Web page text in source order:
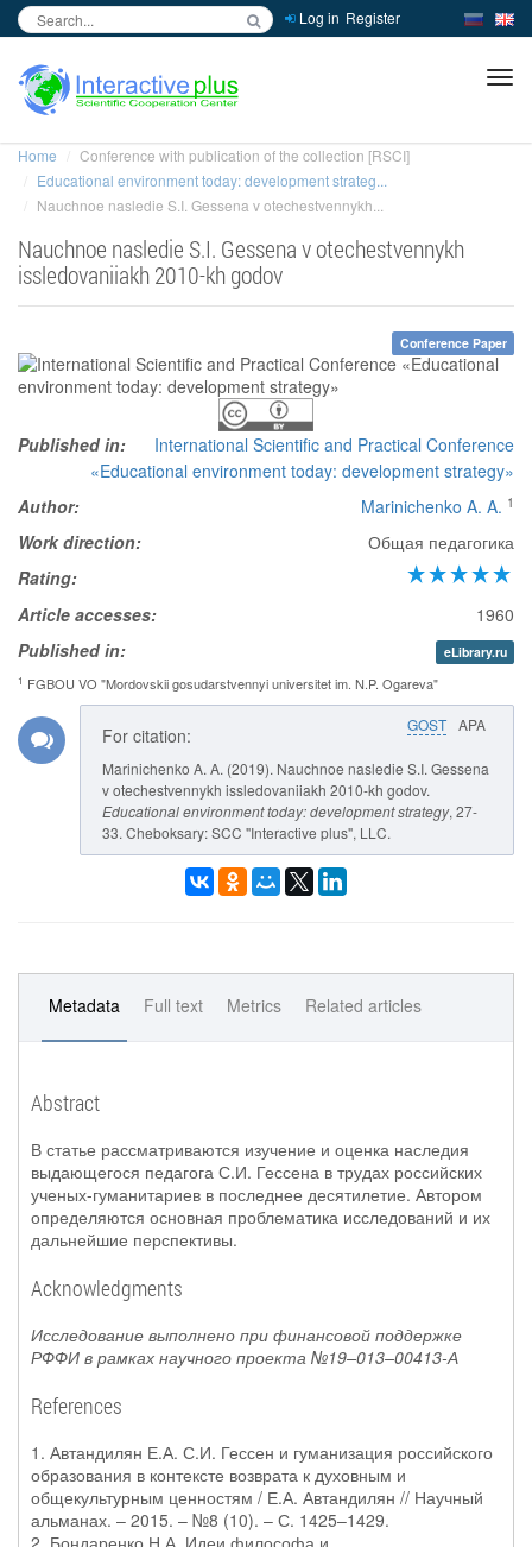
Log in Register
Home
Conference with publication of the collection [RSCI]
Educational environment today: development strateg...
Nauchnoe nasledie S.I. Gessena v otechestvennykh...
Nauchnoe nasledie S.I. Gessena v otechestvennykh
issledovaniiakh 2010-kh godov
Conference Paper
Published in:
International Scientific and Practical Conference
«Educational environment today: development strategy»
Author:
Marinichenko A. A. 1
Work direction:
Общая педагогика
Rating:
Article accesses:
1960
Published in:
eLibrary.ru
1 FGBOU VO "Mordovskii gosudarstvennyi universitet im. N.P. Ogareva"
GOST APA
For citation:
Marinichenko A. A. (2019). Nauchnoe nasledie S.I. Gessena
v otechestvennykh issledovaniiakh 2010-kh godov.
Educational environment today: development strategy, 27-
33. Cheboksary: SCC "Interactive plus", LLC.
Metadata Full text Metrics Related articles
Abstract
В статье рассматриваются изучение и оценка наследия
выдающегося педагога С.И. Гессена в трудах российских
ученых-гуманитариев в последнее десятилетие. Автором
определяются основная проблематика исследований и их
дальнейшие перспективы.
Acknowledgments
Исследование выполнено при финансовой поддержке
РФФИ в рамках научного проекта №19–013–00413-А
References
1. Автандилян Е.А. С.И. Гессен и гуманизация российского
образования в контексте возврата к духовным и
общекультурным ценностям / Е.А. Автандилян // Научный
альманах. – 2015. – №8 (10). – С. 1425–1429.
2. Бондаренко Н.А. Идеи философа и